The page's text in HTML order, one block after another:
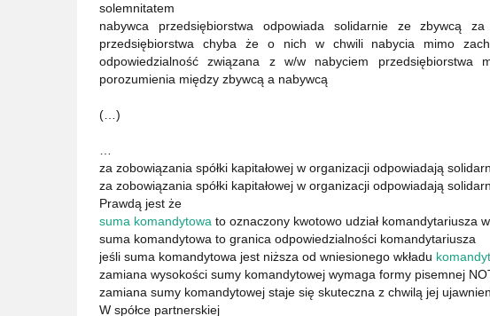
solemnitatem
nabywca przedsiębiorstwa odpowiada solidarnie ze zbywcą
przedsiębiorstwa chyba że o nich w chwili nabycia mimo
odpowiedzialność związana z w/w nabyciem przedsiębiorstwa
porozumienia między zbywcą a nabywcą
(…)
za zobowiązania spółki kapitałowej w organizacji odpowiadają
za zobowiązania spółki kapitałowej w organizacji odpowiadają
Prawdą jest że
suma komandytowa to oznaczony kwotowo udział komandytariusza w
suma komandytowa to granica odpowiedzialności komandytariusza
jeśli suma komandytowa jest niższa od wniesionego wkładu
zamiana wysokości sumy komandytowej wymaga formy pisemnej
zamiana sumy komandytowej staje się skuteczna z chwilą jej
W spółce partnerskiej